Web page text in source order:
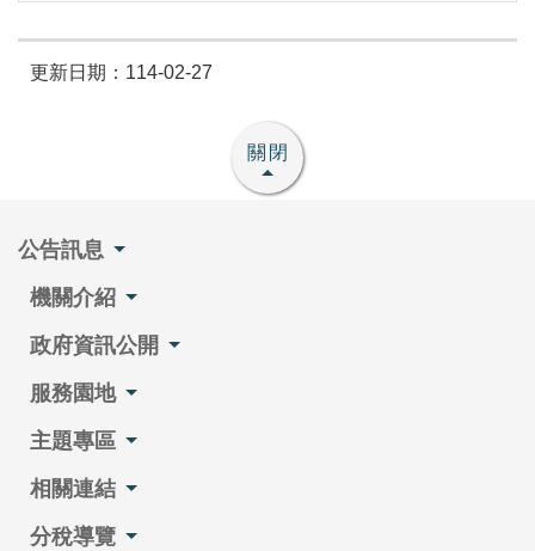
更新日期：114-02-27
關閉
公告訊息
機關介紹
政府資訊公開
服務園地
主題專區
相關連結
分稅導覽